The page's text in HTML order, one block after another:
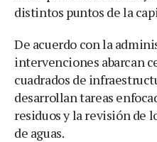
distintos puntos de la
De acuerdo con la
intervenciones abarcan
cuadrados de
desarrollan tareas
residuos y la revisión de
de aguas.